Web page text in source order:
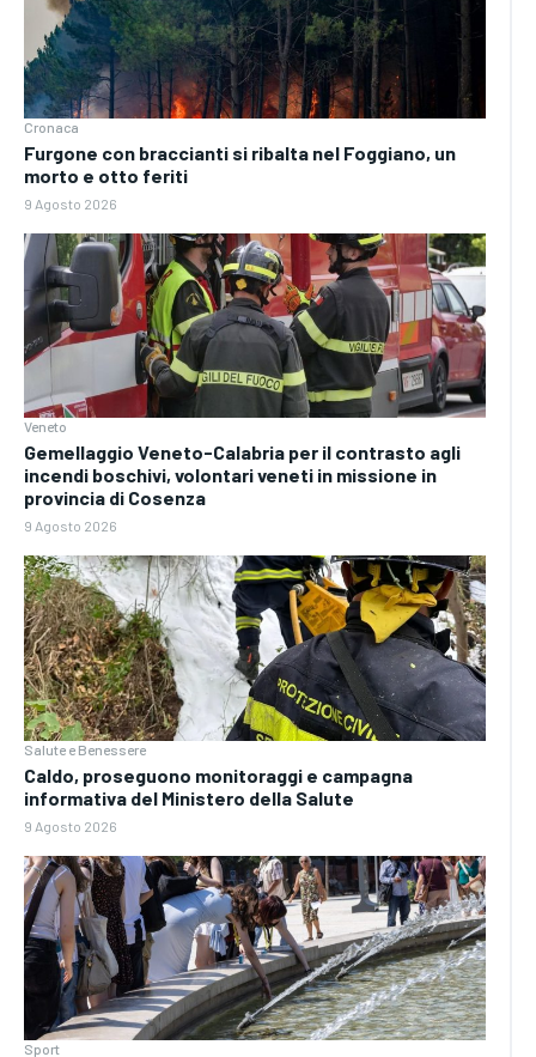
Cronaca
Furgone con braccianti si ribalta nel Foggiano, un
morto e otto feriti
9 Agosto 2026
Veneto
Gemellaggio Veneto-Calabria per il contrasto agli
incendi boschivi, volontari veneti in missione in
provincia di Cosenza
9 Agosto 2026
Salute e Benessere
Caldo, proseguono monitoraggi e campagna
informativa del Ministero della Salute
9 Agosto 2026
Sport